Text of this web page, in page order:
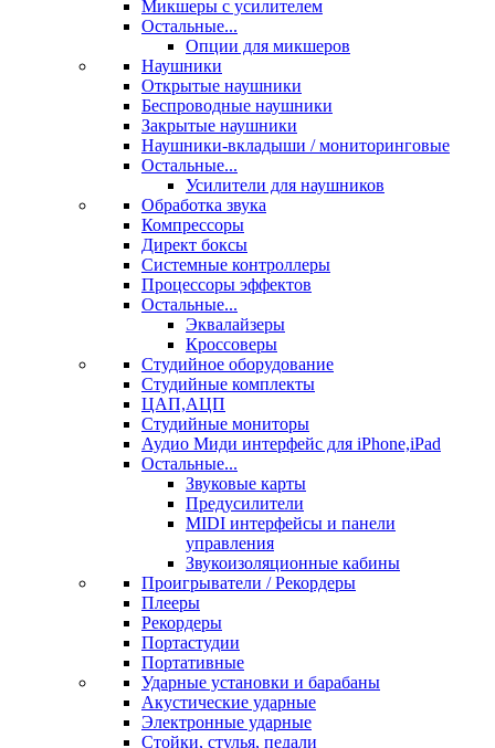
Микшеры с усилителем
Остальные...
Опции для микшеров
Наушники
Открытые наушники
Беспроводные наушники
Закрытые наушники
Наушники-вкладыши / мониторинговые
Остальные...
Усилители для наушников
Обработка звука
Компрессоры
Директ боксы
Системные контроллеры
Процессоры эффектов
Остальные...
Эквалайзеры
Кроссоверы
Студийное оборудование
Студийные комплекты
ЦАП,АЦП
Студийные мониторы
Аудио Миди интерфейс для iPhone,iPad
Остальные...
Звуковые карты
Предусилители
MIDI интерфейсы и панели
управления
Звукоизоляционные кабины
Проигрыватели / Рекордеры
Плееры
Рекордеры
Портастудии
Портативные
Ударные установки и барабаны
Акустические ударные
Электронные ударные
Стойки, стулья, педали